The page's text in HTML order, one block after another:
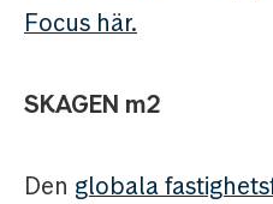
Focus här.
SKAGEN m2
Den globala